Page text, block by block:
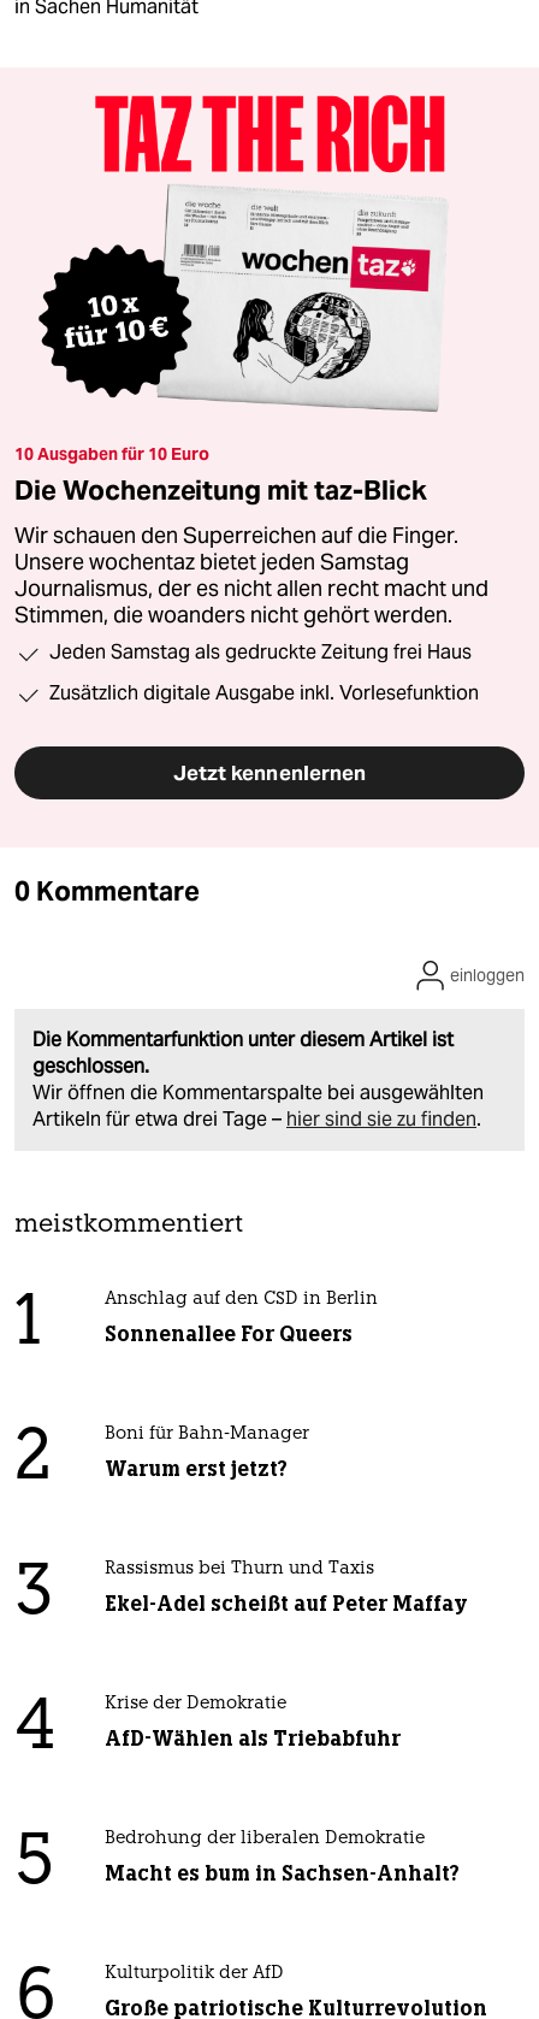
in Sachen Humanität
10 Ausgaben für 10 Euro
Die Wochenzeitung mit taz-Blick
Wir schauen den Superreichen auf die Finger.
Unsere wochentaz bietet jeden Samstag
Journalismus, der es nicht allen recht macht und
Stimmen, die woanders nicht gehört werden.
Jeden Samstag als gedruckte Zeitung frei Haus
Zusätzlich digitale Ausgabe inkl. Vorlesefunktion
Jetzt kennenlernen
0 Kommentare
Die Kommentarfunktion unter diesem Artikel ist
geschlossen.
Wir öffnen die Kommentarspalte bei ausgewählten
Artikeln für etwa drei Tage – hier sind sie zu finden.
einloggen
meistkommentiert
1 Anschlag auf den CSD in Berlin
Sonnenallee For Queers
2 Boni für Bahn-Manager
Warum erst jetzt?
3 Rassismus bei Thurn und Taxis
Ekel-Adel scheißt auf Peter Maffay
4 Krise der Demokratie
AfD-Wählen als Triebabfuhr
5 Bedrohung der liberalen Demokratie
Macht es bum in Sachsen-Anhalt?
6 Kulturpolitik der AfD
Große patriotische Kulturrevolution